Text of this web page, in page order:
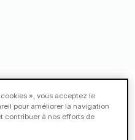
pour des
Lille
», vous acceptez le
pour améliorer la navigation
contribuer à nos efforts de